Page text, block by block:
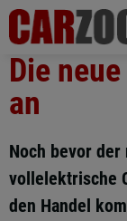
Die
an
Noch bevor der
vollelektrische
den Handel